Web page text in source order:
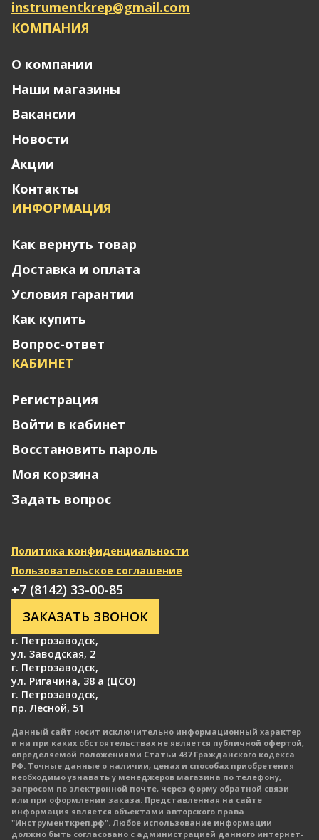
instrumentkrep@gmail.com
КОМПАНИЯ
О компании
Наши магазины
Вакансии
Новости
Акции
Контакты
ИНФОРМАЦИЯ
Как вернуть товар
Доставка и оплата
Условия гарантии
Как купить
Вопрос-ответ
КАБИНЕТ
Регистрация
Войти в кабинет
Восстановить пароль
Моя корзина
Задать вопрос
Политика конфиденциальности
Пользовательское соглашение
г. Петрозаводск,
ул. Заводская, 2
г. Петрозаводск,
ул. Ригачина, 38 а (ЦСО)
г. Петрозаводск,
пр. Лесной, 51
+7 (8142) 33-00-85
ЗАКАЗАТЬ ЗВОНОК
Данный сайт носит исключительно информационный характер
и ни при каких обстоятельствах не является публичной офертой,
определяемой положениями Статьи 437 Гражданского кодекса
РФ. Точные данные о наличии, ценах и способах приобретения
необходимо узнавать у менеджеров магазина по телефону,
запросом по электронной почте, через форму обратной связи
или при оформлении заказа. Представленная на сайте
информация является объектами авторского права
"Инструменткреп.рф". Любое использование информации
должно быть согласовано с администрацией данного интернет-